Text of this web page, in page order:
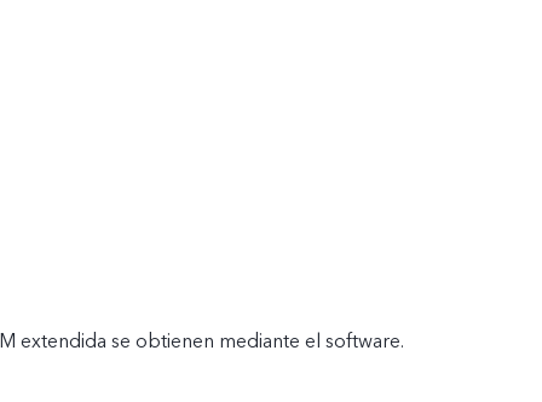
extendida se obtienen mediante el software.